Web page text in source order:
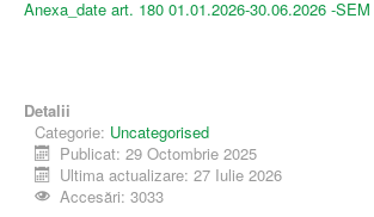
Anexa_date art. 180 01.01.2026-30.06.2026 -
Detalii
Categorie: Uncategorised
Publicat: 29 Octombrie 2025
Ultima actualizare: 27 Iulie 2026
Accesări: 3033